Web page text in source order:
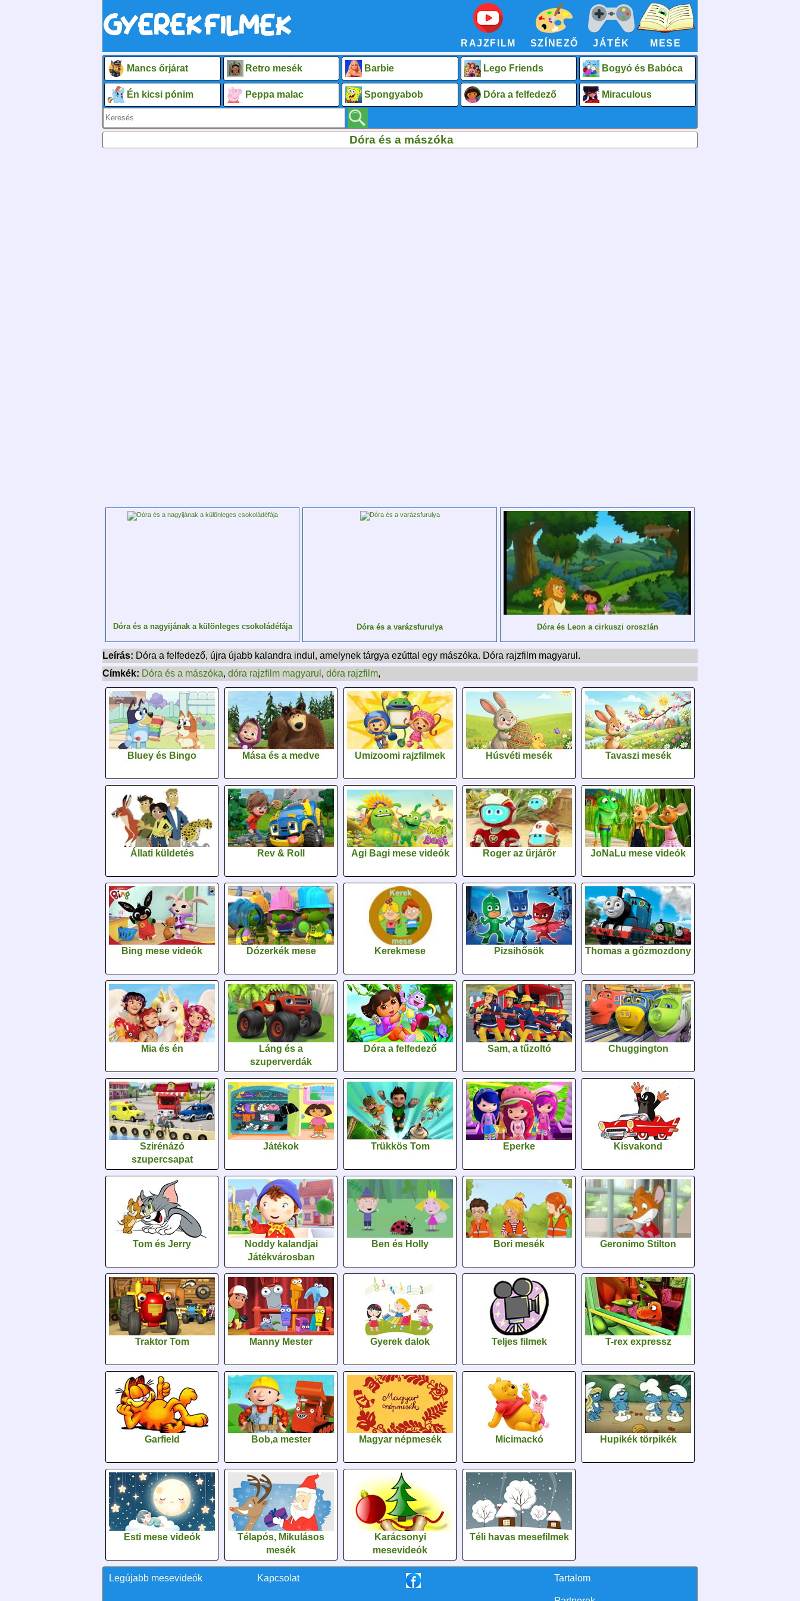
RAJZFILM SZÍNEZŐ JÁTÉK MESE
Mancs őrjárat Retro mesék Barbie Lego Friends Bogyó és Babóca
Én kicsi pónim Peppa malac Spongyabob Dóra a felfedező Miraculous
Dóra és a mászóka
Dóra és a nagyijának a különleges csokoládéfája Dóra és a varázsfurulya Dóra és Leon a cirkuszi oroszlán
Leírás: Dóra a felfedező, újra újabb kalandra indul, amelynek tárgya ezúttal egy mászóka. Dóra rajzfilm magyarul.
Címkék: Dóra és a mászóka, dóra rajzfilm magyarul , dóra rajzfilm,
Bluey és Bingo Mása és a medve Umizoomi rajzfilmek Húsvéti mesék Tavaszi mesék
Állati küldetés Rev & Roll Agi Bagi mese videók Roger az űrjárőr JoNaLu mese videók
Bing mese videók Dózerkék mese Kerekmese Pizsihősök Thomas a gőzmozdony
Mia és én
Láng és a
szuperverdák
Dóra a felfedező Sam, a tűzoltó Chuggington
Szirénázó
szupercsapat
Játékok Trükkös Tom Eperke Kisvakond
Tom és Jerry
Noddy kalandjai
Játékvárosban
Ben és Holly Bori mesék Geronimo Stilton
Traktor Tom Manny Mester Gyerek dalok Teljes filmek T-rex expressz
Garfield Bob,a mester Magyar népmesék Micimackó Hupikék törpikék
Esti mese videók
Télapós, Mikulásos
mesék
Karácsonyi
mesevideók
Téli havas mesefilmek
Legújabb mesevideók Kapcsolat Tartalom